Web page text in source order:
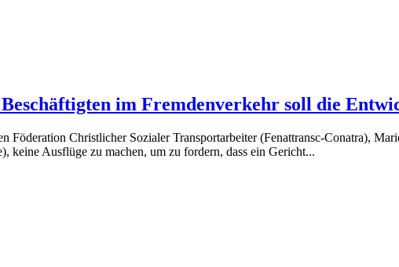
im Fremdenverkehr soll die
Föderation Christlicher Sozialer Transportarbeiter (Fenattransc-Conatra),
keine Ausflüge zu machen, um zu fordern, dass ein Gericht...